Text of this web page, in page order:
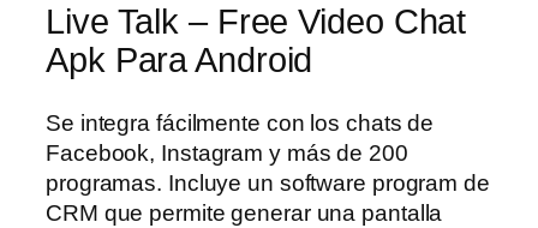
Live Talk – Free Video Chat
Apk Para Android
Se integra fácilmente con los chats de
Facebook, Instagram y más de 200
programas. Incluye un software program de
CRM que permite generar una pantalla